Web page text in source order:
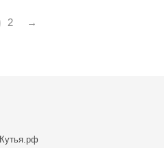
2 →
Кутья.рф